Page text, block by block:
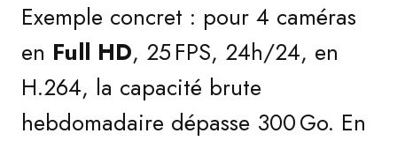
Exemple concret : pour 4 caméras
en Full HD, 25 FPS, 24h/24, en
H.264, la capacité brute
hebdomadaire dépasse 300 Go. En